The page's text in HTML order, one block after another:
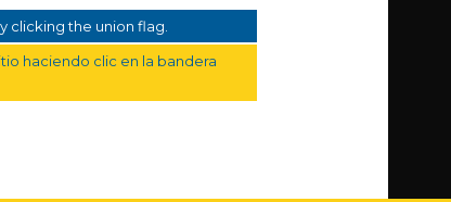
clicking the union flag.
haciendo clic en la bandera